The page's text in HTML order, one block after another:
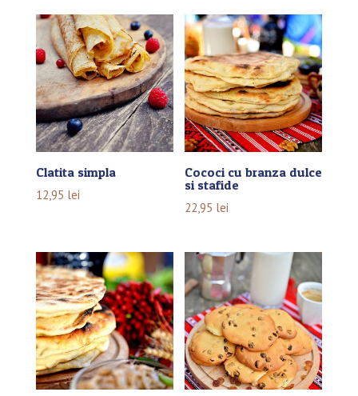
Clatita simpla
12,95 lei
Cococi cu branza dulce
si stafide
22,95 lei